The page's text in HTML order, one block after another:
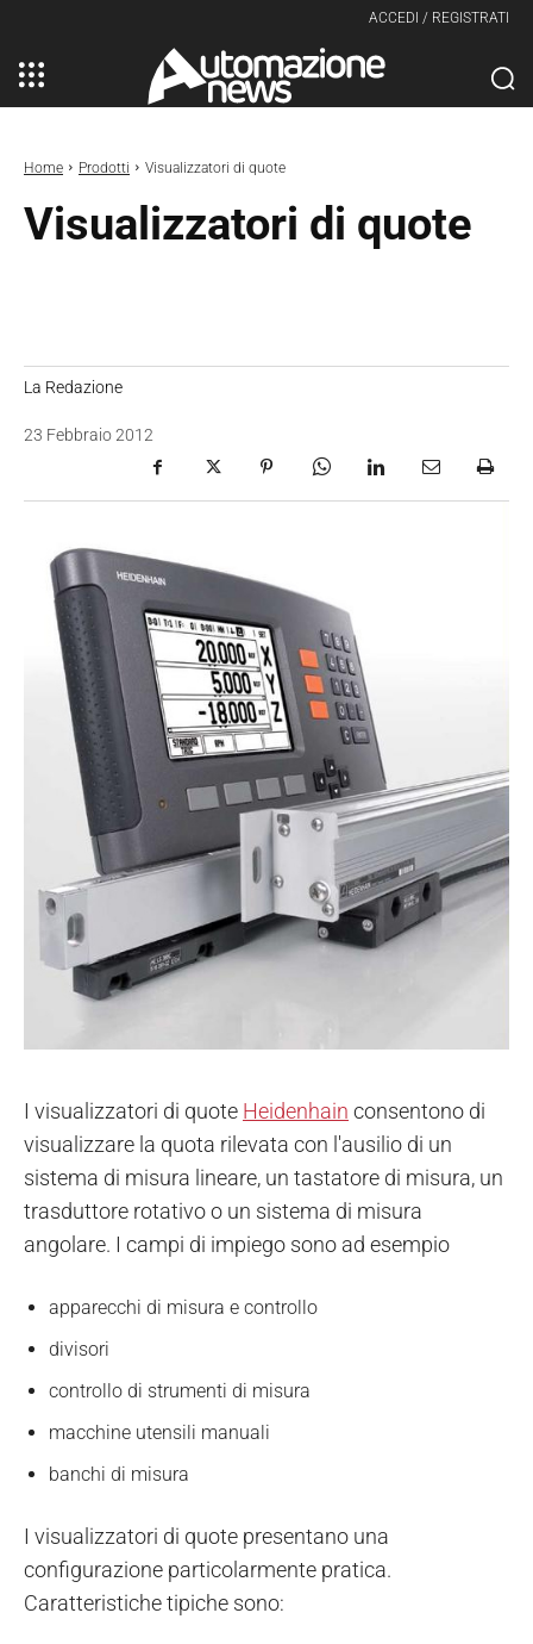
ACCEDI / REGISTRATI
Home Prodotti Visualizzatori di quote
Visualizzatori di quote
La Redazione
23 Febbraio 2012
I visualizzatori di quote Heidenhain consentono di
visualizzare la quota rilevata con l'ausilio di un
sistema di misura lineare, un tastatore di misura, un
trasduttore rotativo o un sistema di misura
angolare. I campi di impiego sono ad esempio
apparecchi di misura e controllo
divisori
controllo di strumenti di misura
macchine utensili manuali
banchi di misura
I visualizzatori di quote presentano una
configurazione particolarmente pratica.
Caratteristiche tipiche sono: